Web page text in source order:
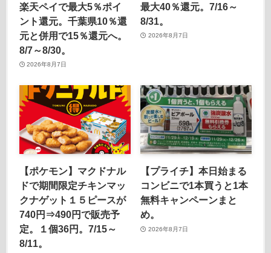
楽天ペイで最大5％ポイ
ント還元。千葉県10％還
元と併用で15％還元へ。
8/7～8/30。
2026年8月7日
最大40％還元。7/16～
8/31。
2026年8月7日
【ポケモン】マクドナル
ドで期間限定チキンマッ
クナゲット１５ピースが
740円⇒490円で販売予
定。１個36円。7/15～
8/11。
【プライチ】本日始まる
コンビニで1本買うと1本
無料キャンペーンまと
め。
2026年8月7日